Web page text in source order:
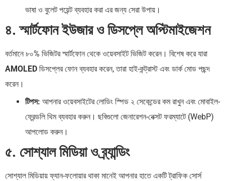
ভাষা ও বুলেট পয়েন্ট ব্যবহার করা এর জন্য সেরা উপায়।
৪. স্মার্টফোন ইউজার ও ডিসপ্লে অপ্টিমাইজেশন
বর্তমানে ৮০% ভিজিটর স্মার্টফোন থেকে ওয়েবসাইট ভিজিট করেন। বিশেষ করে যারা
AMOLED ডিসপ্লের ফোন ব্যবহার করেন, তারা হাই-কন্ট্রাস্ট এবং ডার্ক মোড পছন্দ
করেন।
টিপস: আপনার ওয়েবসাইটের লোডিং স্পিড ২ সেকেন্ডের কম রাখুন এবং মোবাইল-
ফ্রেন্ডলি থিম ব্যবহার করুন। ছবিগুলো জেনারেশন-নেক্সট ফরম্যাটে (WebP)
আপলোড করুন।
৫. সোশ্যাল মিডিয়া ও ব্র্যান্ডিং
সোশ্যাল মিডিয়ায় ফ্যান-ফলোয়ার থাকা মানেই আপনার হাতে একটি ট্রাফিক সোর্স